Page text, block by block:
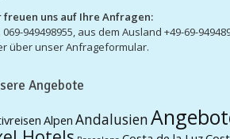
freuen uns auf Ihre Anfragen:
069-949498955, aus dem Ausland +49-69-
über unser Anfrageformular.
Angebote
Alpen Andalusien